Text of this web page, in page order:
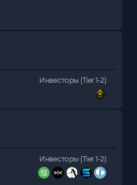
Инвесторы (Tier 1-2)
Инвесторы (Tier 1-2)